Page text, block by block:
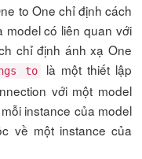
to One chỉ định cách
model có liên quan với
chỉ định ánh xạ One
to
là một thiết lập
với một model
instance của model
về một instance của